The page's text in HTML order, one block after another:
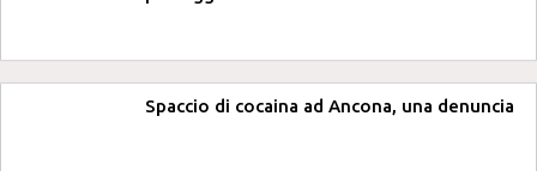
Spaccio di cocaina ad Ancona, una denuncia